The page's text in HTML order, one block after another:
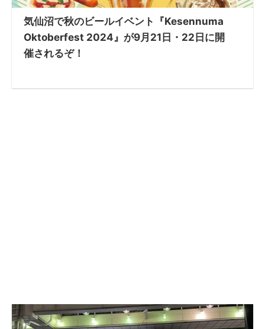
気仙沼で秋のビールイベント『Kesennuma
Oktoberfest 2024』が9月21日・22日に開
催されるぞ！